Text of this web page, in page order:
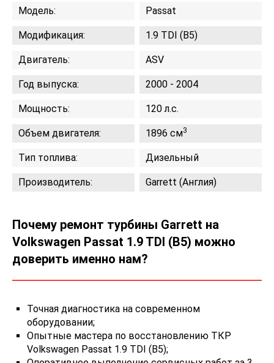
Модель: Passat
Модификация: 1.9 TDI (B5)
Двигатель: ASV
Год выпуска: 2000 - 2004
Мощность: 120 л.с.
Объем двигателя: 1896 см3
Тип топлива: Дизельный
Производитель: Garrett (Англия)
Почему ремонт турбины Garrett на
Volkswagen Passat 1.9 TDI (B5) можно
доверить именно нам?
Точная диагностика на современном
оборудовании;
Опытные мастера по восстановлению ТКР
Volkswagen Passat 1.9 TDI (B5);